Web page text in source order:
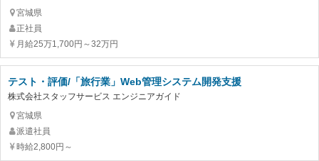
宮城県
正社員
月給25万1,700円～32万円
テスト・評価/「旅行業」Web管理システム開発支援
株式会社スタッフサービス エンジニアガイド
宮城県
派遣社員
時給2,800円～